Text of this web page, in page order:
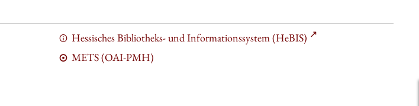
Hessisches Bibliotheks- und Informationssystem (HeBIS)
METS (OAI-PMH)